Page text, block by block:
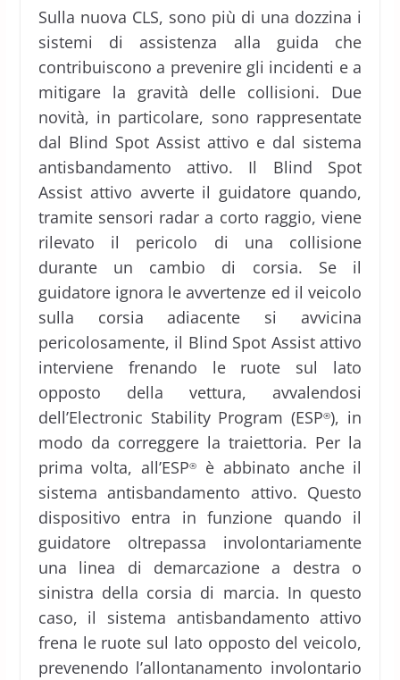
Sulla nuova CLS, sono più di una dozzina i
sistemi di assistenza alla guida che
contribuiscono a prevenire gli incidenti e a
mitigare la gravità delle collisioni. Due
novità, in particolare, sono rappresentate
dal Blind Spot Assist attivo e dal sistema
antisbandamento attivo. Il Blind Spot
Assist attivo avverte il guidatore quando,
tramite sensori radar a corto raggio, viene
rilevato il pericolo di una collisione
durante un cambio di corsia. Se il
guidatore ignora le avvertenze ed il veicolo
sulla corsia adiacente si avvicina
pericolosamente, il Blind Spot Assist attivo
interviene frenando le ruote sul lato
opposto della vettura, avvalendosi
dell’Electronic Stability Program (ESP®), in
modo da correggere la traiettoria. Per la
prima volta, all’ESP®
è abbinato anche il
sistema antisbandamento attivo. Questo
dispositivo entra in funzione quando il
guidatore oltrepassa involontariamente
una linea di demarcazione a destra o
sinistra della corsia di marcia. In questo
caso, il sistema antisbandamento attivo
frena le ruote sul lato opposto del veicolo,
prevenendo l’allontanamento involontario